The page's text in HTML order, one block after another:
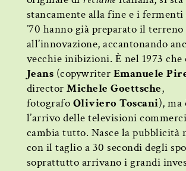
stancamente alla fine e i
’70 hanno già preparato il terreno
all’innovazione, accantonando
vecchie inibizioni. È nel 1973 che
Jeans (copywriter Emanuele
directorMichele Goettsche,
fotografo Oliviero Toscani), ma
l’arrivo delle televisioni
cambia tutto. Nasce la pubblicità
con il taglio a 30 secondi degli
soprattutto arrivano i grandi